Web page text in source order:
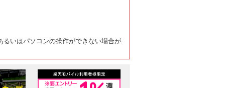
るいはパソコンの操作ができない場合が